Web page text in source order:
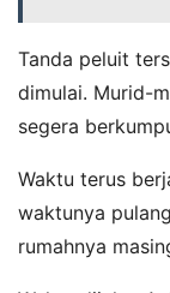
Tanda peluit
dimulai. Murid-
segera
Waktu terus
waktunya
rumahnya